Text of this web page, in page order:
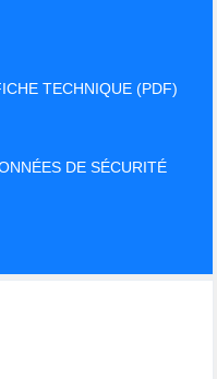
TECHNIQUE (PDF)
DE SÉCURITÉ